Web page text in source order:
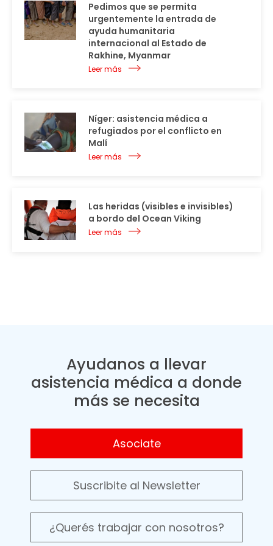
Pedimos que se permita
urgentemente la entrada de
ayuda humanitaria
internacional al Estado de
Rakhine, Myanmar
Leer más
Níger: asistencia médica a
refugiados por el conflicto en
Malí
Leer más
Las heridas (visibles e invisibles)
a bordo del Ocean Viking
Leer más
Ayudanos a llevar
asistencia médica a donde
más se necesita
Asociate
Suscribite al Newsletter
¿Querés trabajar con nosotros?